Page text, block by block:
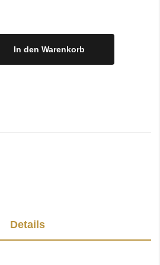
In den Warenkorb
Details